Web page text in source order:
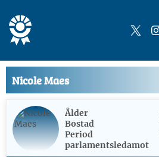
Nicole Maes
Ålder
Bostad
Period
parlamentsledamot